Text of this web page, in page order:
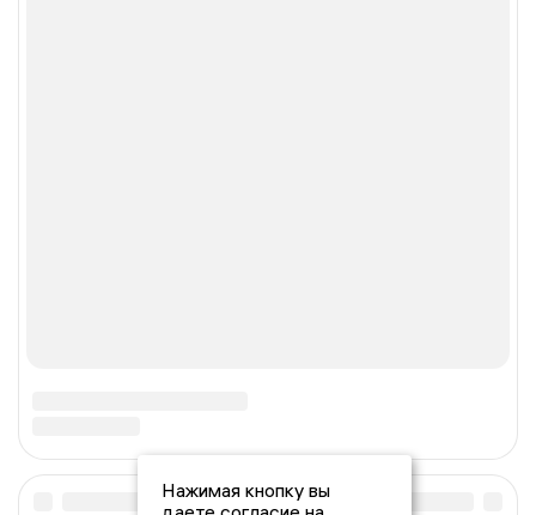
Нажимая кнопку вы